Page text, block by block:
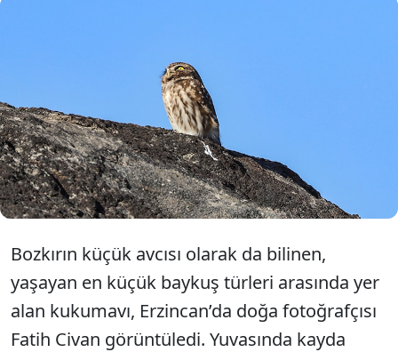
Erzincan'da yaşayan en küçük baykuş
türünden biri olan 'Kukumav', doğa
fotoğrafçısı Fatih Civan tarafından
görüntülendi.
Bozkırın küçük avcısı olarak da bilinen,
yaşayan en küçük baykuş türleri arasında yer
alan kukumavı, Erzincan’da doğa fotoğrafçısı
Fatih Civan görüntüledi. Yuvasında kayda